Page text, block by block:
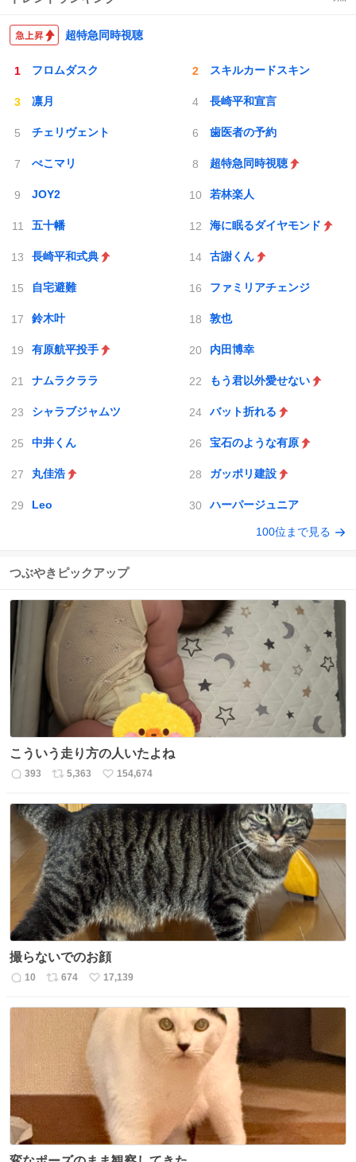
超特急同時視聴
フロムダスク スキルカードスキン
凛月 長崎平和宣言
チェリヴェント 歯医者の予約
ぺこマリ 超特急同時視聴
JOY2 若林楽人
五十幡 海に眠るダイヤモンド
長崎平和式典 古謝くん
自宅避難 ファミリアチェンジ
鈴木叶 敦也
有原航平投手 内田博幸
ナムラクララ もう君以外愛せない
シャラブジャムツ バット折れる
中井くん 宝石のような有原
丸佳浩 ガッポリ建設
Leo ハーパージュニア
100位まで見る
つぶやきピックアップ
こういう走り方の人いたよね
返
数
393
リ
ス
ト
数
5,363
い
ね
数
154,674
撮らないでのお顔
返
10
リ
ス
数
674
い
ね
数
17,139